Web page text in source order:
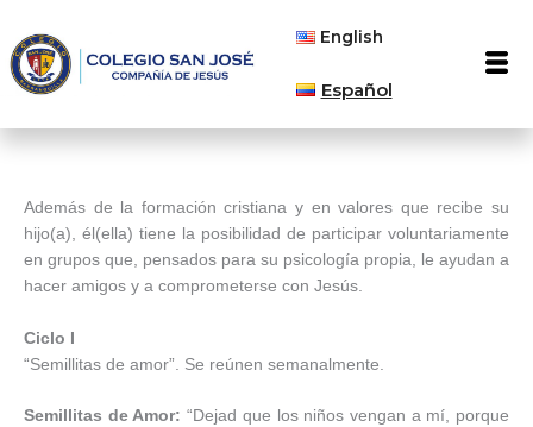
contenido
English
Español
Además de la formación cristiana y en valores que recibe su
hijo(a), él(ella) tiene la posibilidad de participar voluntariamente
en grupos que, pensados para su psicología propia, le ayudan a
hacer amigos y a comprometerse con Jesús.
Ciclo I
“Semillitas de amor”. Se reúnen semanalmente.
Semillitas de Amor:“Dejad que los niños vengan a mí, porque